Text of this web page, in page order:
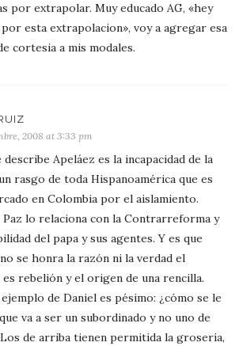
por extrapolar. Muy educado AG, «hey
esta extrapolacion», voy a agregar esa
cortesia a mis modales.
2008 at 3:33 pm
describe Apeláez es la incapacidad de la
rasgo de toda Hispanoamérica que es
en Colombia por el aislamiento.
Paz lo relaciona con la Contrarreforma y
del papa y sus agentes. Y es que
se honra la razón ni la verdad el
es rebelión y el origen de una rencilla.
de Daniel es pésimo: ¿cómo se le
va a ser un subordinado y no uno de
de arriba tienen permitida la grosería,